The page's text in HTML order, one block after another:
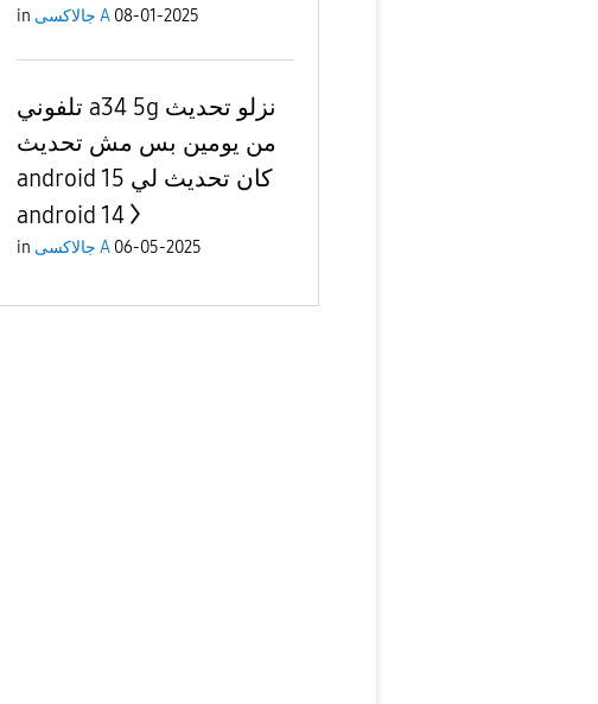
in جالاكسى A 08-01-2025
تلفوني a34 5g نزلو تحديث
من يومين بس مش تحديث
android 15 كان تحديث لي
android 14
in جالاكسى A 06-05-2025